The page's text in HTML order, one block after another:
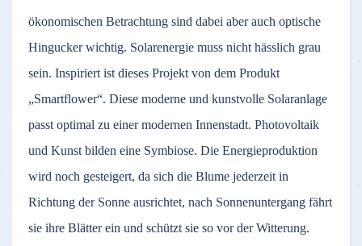
ökonomischen Betrachtung sind dabei aber auch optische
Hingucker wichtig. Solarenergie muss nicht hässlich grau
sein. Inspiriert ist dieses Projekt von dem Produkt
„Smartflower“. Diese moderne und kunstvolle Solaranlage
passt optimal zu einer modernen Innenstadt. Photovoltaik
und Kunst bilden eine Symbiose. Die Energieproduktion
wird noch gesteigert, da sich die Blume jederzeit in
Richtung der Sonne ausrichtet, nach Sonnenuntergang fährt
sie ihre Blätter ein und schützt sie so vor der Witterung.